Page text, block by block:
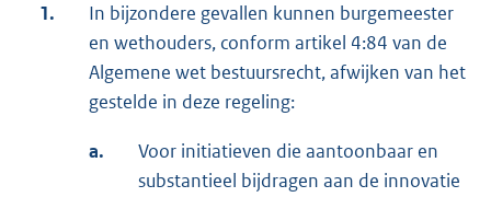
1.
In bijzondere gevallen kunnen burgemeester
en wethouders, conform artikel 4:84 van de
Algemene wet bestuursrecht, afwijken van het
gestelde in deze regeling:
a.
Voor initiatieven die aantoonbaar en
substantieel bijdragen aan de innovatie